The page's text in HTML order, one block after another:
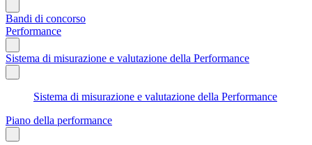
Bandi di concorso
Performance
Sistema di misurazione e valutazione della Performance
Sistema di misurazione e valutazione della Performance
Piano della performance